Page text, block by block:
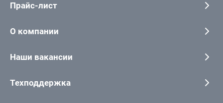
Прайс-лист
О компании
Наши вакансии
Техподдержка